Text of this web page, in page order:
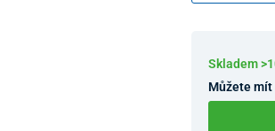
Skladem
Můžete mít